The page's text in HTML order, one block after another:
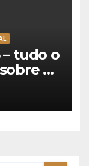
tudo o
as